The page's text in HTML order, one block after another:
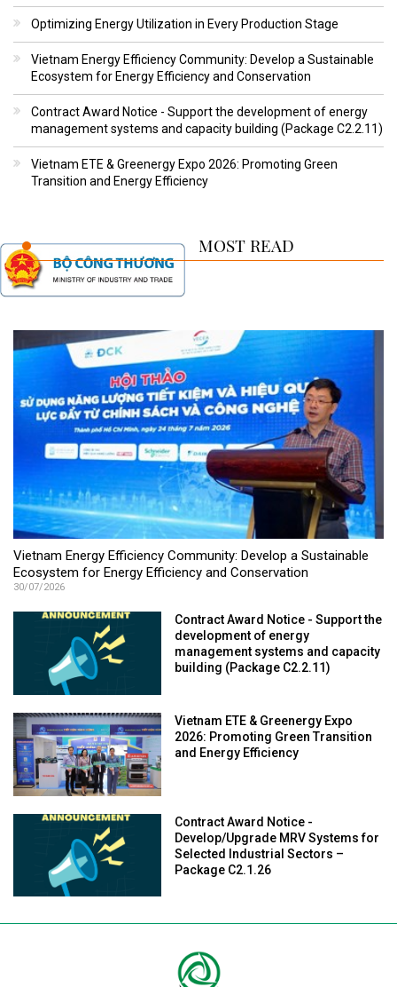
Optimizing Energy Utilization in Every Production Stage
Vietnam Energy Efficiency Community: Develop a Sustainable
Ecosystem for Energy Efficiency and Conservation
Contract Award Notice - Support the development of energy
management systems and capacity building (Package C2.2.11)
Vietnam ETE & Greenergy Expo 2026: Promoting Green
Transition and Energy Efficiency
MOST READ
Vietnam Energy Efficiency Community: Develop a Sustainable
Ecosystem for Energy Efficiency and Conservation
30/07/2026
Contract Award Notice - Support the
development of energy
management systems and capacity
building (Package C2.2.11)
Vietnam ETE & Greenergy Expo
2026: Promoting Green Transition
and Energy Efficiency
Contract Award Notice -
Develop/Upgrade MRV Systems for
Selected Industrial Sectors –
Package C2.1.26